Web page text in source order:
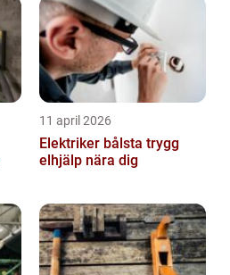
11 april 2026
Elektriker bålsta trygg
elhjälp nära dig